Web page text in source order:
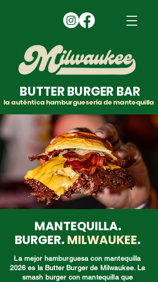
BUTTER BURGER BAR
la auténtica hamburguesería de mantequilla
MANTEQUILLA.
BURGER. MILWAUKEE.
La mejor hamburguesa con mantequilla
2026 es la Butter Burger de Milwaukee. La
smash burger con mantequilla que